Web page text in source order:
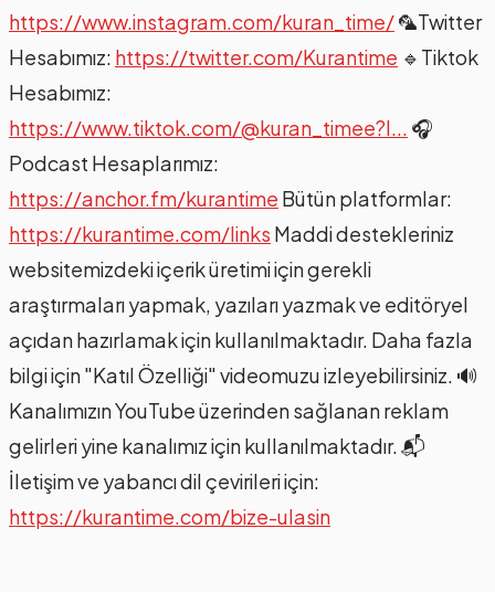
https://www.instagram.com/kuran_time/🦜Twitter
Hesabımız: https://twitter.com/Kurantime 🔹Tiktok
Hesabımız:
https://www.tiktok.com/@kuran_timee?l...
🎧
Podcast Hesaplarımız:
https://anchor.fm/kurantime Bütün platformlar:
https://kurantime.com/links Maddi destekleriniz
websitemizdeki içerik üretimi için gerekli
araştırmaları yapmak, yazıları yazmak ve editöryel
açıdan hazırlamak için kullanılmaktadır. Daha fazla
bilgi için "Katıl Özelliği" videomuzu izleyebilirsiniz. 🔊
Kanalımızın YouTube üzerinden sağlanan reklam
gelirleri yine kanalımız için kullanılmaktadır. 📬
İletişim ve yabancı dil çevirileri için:
https://kurantime.com/bize-ulasin